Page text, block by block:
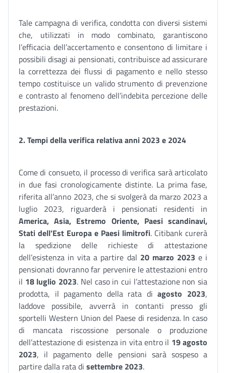
Tale campagna di verifica, condotta con diversi sistemi
che, utilizzati in modo combinato, garantiscono
l’efficacia dell’accertamento e consentono di limitare i
possibili disagi ai pensionati, contribuisce ad assicurare
la correttezza dei flussi di pagamento e nello stesso
tempo costituisce un valido strumento di prevenzione
e contrasto al fenomeno dell’indebita percezione delle
prestazioni.
2.Tempi della verifica relativa anni 2023 e 2024
Come di consueto, il processo di verifica sarà articolato
in due fasi cronologicamente distinte. La prima fase,
riferita all’anno 2023, che si svolgerà da marzo 2023 a
luglio 2023, riguarderà i pensionati residenti in
America, Asia, Estremo Oriente, Paesi scandinavi,
Stati dell’Est Europa e Paesi limitrofi. Citibank curerà
la spedizione delle richieste di attestazione
dell’esistenza in vita a partire dal 20 marzo 2023 e i
pensionati dovranno far pervenire le attestazioni entro
il 18 luglio 2023. Nel caso in cui l’attestazione non sia
prodotta, il pagamento della rata diagosto 2023,
laddove possibile, avverrà in contanti presso gli
sportelli Western Union del Paese di residenza. In caso
di mancata riscossione personale o produzione
dell’attestazione di esistenza in vita entro il 19 agosto
2023, il pagamento delle pensioni sarà sospeso a
partire dalla rata di settembre 2023.